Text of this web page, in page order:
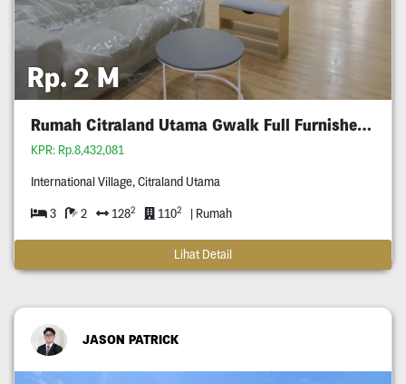
Rp. 2 M
Rumah Citraland Utama Gwalk Full Furnished Murah
KPR: Rp.8,432,081
International Village, Citraland Utama
3 2 1282 1102 | Rumah
Lihat Detail
JASON PATRICK